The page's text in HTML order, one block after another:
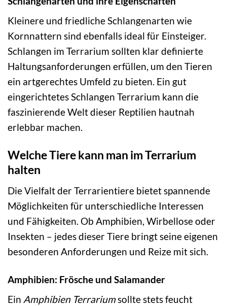
Kleinere und friedliche Schlangenarten wie
Kornnattern sind ebenfalls ideal für Einsteiger.
Schlangen im Terrarium sollten klar definierte
Haltungsanforderungen erfüllen, um den Tieren
ein artgerechtes Umfeld zu bieten. Ein gut
eingerichtetes Schlangen Terrarium kann die
faszinierende Welt dieser Reptilien hautnah
erlebbar machen.
Welche Tiere kann man im Terrarium
halten
Die Vielfalt der Terrarientiere bietet spannende
Möglichkeiten für unterschiedliche Interessen
und Fähigkeiten. Ob Amphibien, Wirbellose oder
Insekten – jedes dieser Tiere bringt seine eigenen
besonderen Anforderungen und Reize mit sich.
Amphibien: Frösche und Salamander
Ein Amphibien Terrariumsollte stets feucht